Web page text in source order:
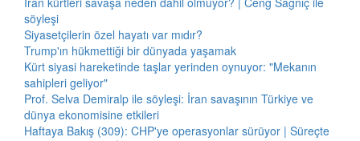
söyleşi
Siyasetçilerin özel hayatı var mıdır?
Trump'ın hükmettiği bir dünyada yaşamak
Kürt siyasi hareketinde taşlar yerinden oynuyor: "Mekanın
sahipleri geliyor"
Prof. Selva Demiralp ile söyleşi: İran savaşının Türkiye ve
dünya ekonomisine etkileri
Haftaya Bakış (309): CHP'ye operasyonlar sürüyor | Süreçte